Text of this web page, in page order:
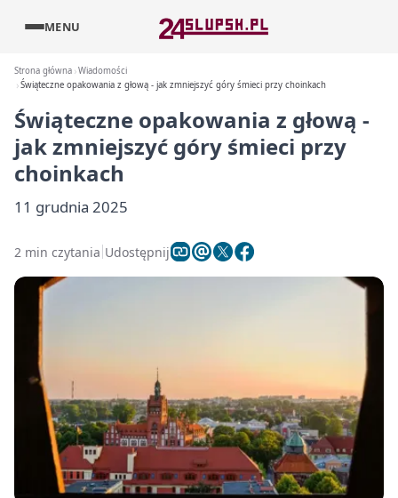
MENU
Strona główna Wiadomości
Świąteczne opakowania z głową - jak zmniejszyć góry śmieci przy choinkach
Świąteczne opakowania z głową -
jak zmniejszyć góry śmieci przy
choinkach
11 grudnia 2025
2 min czytania Udostępnij